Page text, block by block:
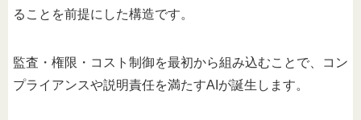
ることを前提にした構造です。
監査・権限・コスト制御を最初から組み込むことで、コン
プライアンスや説明責任を満たすAIが誕生します。